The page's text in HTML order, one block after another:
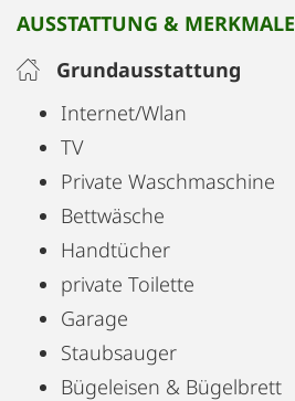
AUSSTATTUNG & MERKMALE
Grundausstattung
Internet/Wlan
TV
Private Waschmaschine
Bettwäsche
Handtücher
private Toilette
Garage
Staubsauger
Bügeleisen & Bügelbrett